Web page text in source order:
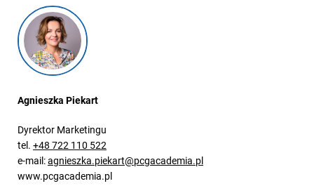
Agnieszka Piekart
Dyrektor Marketingu
tel. +48 722 110 522
e-mail:agnieszka.piekart@pcgacademia.pl
www.pcgacademia.pl